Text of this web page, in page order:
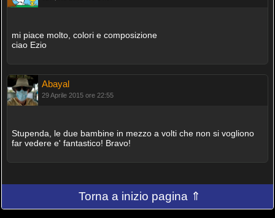
mi piace molto, colori e composizione
ciao Ezio
Abayal
29 Aprile 2015 ore 22:55
Stupenda, le due bambine in mezzo a volti che non si vogliono
far vedere e' fantastico! Bravo!
Torna a inizio pagina ⇑